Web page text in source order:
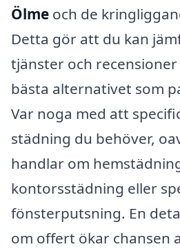
Ölme och de
Detta gör att du kan
tjänster och
bästa alternativet som
Var noga med att
städning du behöver,
handlar om
kontorsstädning eller
fönsterputsning. En
om offert ökar chansen